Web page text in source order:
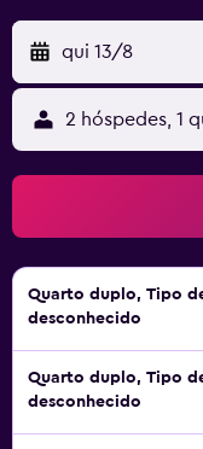
casa de banho
Os funcionários da
providenciar um
assim como
qui 13/8
2 hóspedes, 1
Quarto duplo, Tipo
desconhecido
Quarto duplo, Tipo
desconhecido